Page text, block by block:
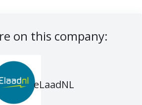
on this company:
eLaadNL